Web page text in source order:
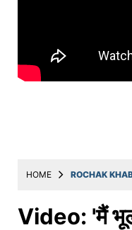
ट्रॅव्हल
खाना
HOME ROCHAK
Video: 'मैं भूल